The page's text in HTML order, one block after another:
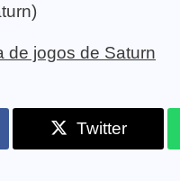
de jogos de Saturn
Twitter